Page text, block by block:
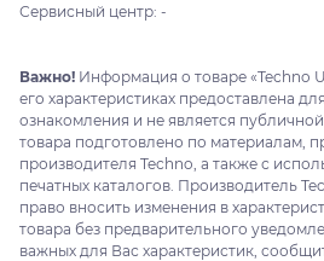
Сервисный центр: -
Важно! Информация о товаре «Techno
его характеристиках предоставлена
ознакомления и не является
товара подготовлено по материалам,
производителя Techno, а также с
печатных каталогов. Производитель
право вносить изменения в
товара без предварительного
важных для Вас характеристик,